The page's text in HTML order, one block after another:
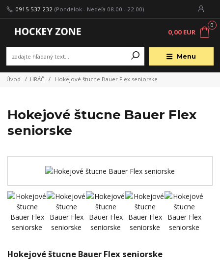
Menu
0915 537 232 (Pondelok - Nedeľa 08.00 - 22.00)
0
0,00 EUR
Úvod HRÁČ Hokejové štucne Bauer Flex seniorske
Hokejové štucne Bauer Flex
seniorske
Hokejové štucne Bauer Flex seniorske